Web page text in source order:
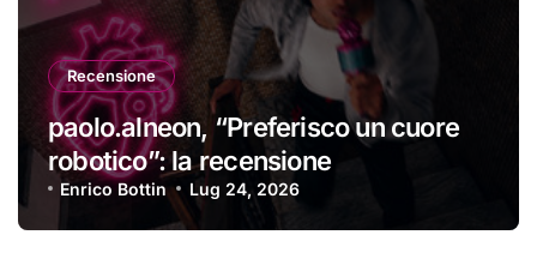
Recensione
paolo.alneon, “Preferisco un cuore
robotico”: la recensione
Enrico Bottin Lug 24, 2026